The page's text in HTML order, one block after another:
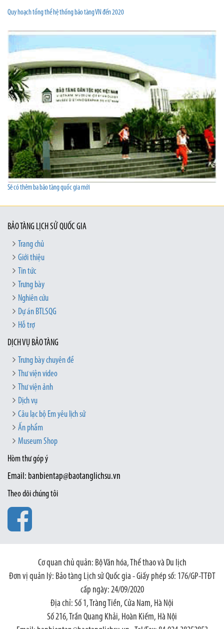
Quy hoạch tổng thể hệ thống bảo tàng VN đến 2020
Sẽ có thêm ba bảo tàng quốc gia mới
BẢO TÀNG LỊCH SỬ QUỐC GIA
Trang chủ
Giới thiệu
Tin tức
Trưng bày
Nghiên cứu
Dự án BTLSQG
Hỗ trợ
DỊCH VỤ BẢO TÀNG
Trưng bày chuyên đề
Thư viện video
Thư viện ảnh
Dịch vụ
Câu lạc bộ Em yêu lịch sử
Ấn phẩm
Museum Shop
Hòm thư góp ý
Email: banbientap@baotanglichsu.vn
Theo dõi chúng tôi
Cơ quan chủ quản: Bộ Văn hóa, Thể thao và Du lịch
Đơn vị quản lý: Bảo tàng Lịch sử Quốc gia - Giấy phép số: 176/GP-TTĐT
cấp ngày: 24/09/2020
Địa chỉ: Số 1, Tràng Tiền, Cửa Nam, Hà Nội
Số 216, Trần Quang Khải, Hoàn Kiếm, Hà Nội